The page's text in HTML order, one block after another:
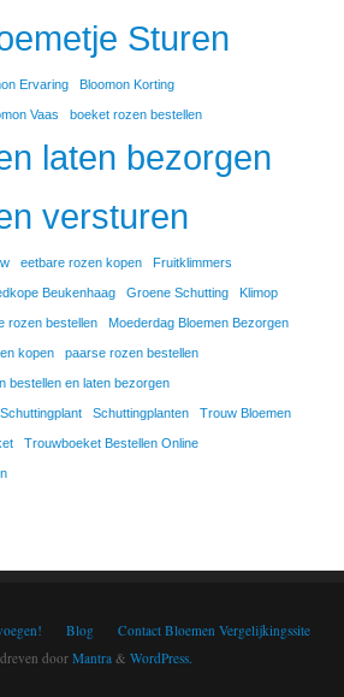
Sturen
Ervaring Bloomon Korting
Vaas boeket rozen bestellen
laten bezorgen
versturen
eetbare rozen kopen Fruitklimmers
Beukenhaag Groene Schutting Klimop
rozen bestellen Moederdag Bloemen Bezorgen
kopen paarse rozen bestellen
bestellen en laten bezorgen
Schuttingplant Schuttingplanten Trouw Bloemen
Trouwboeket Bestellen Online
Blog
Contact Bloemen Vergelijkingssite
doorMantra& WordPress.